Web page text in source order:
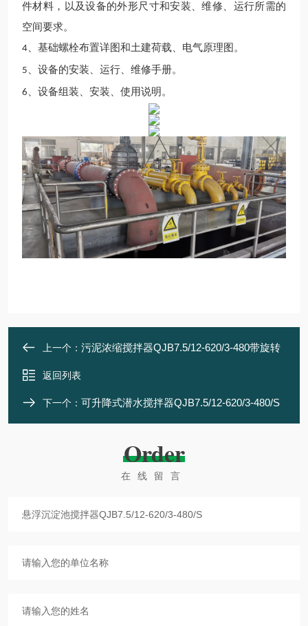
件材料，以及设备的外形尺寸和安装、维修、运行所需的
空间要求。
4 、基础螺栓布置详图和土建荷载、电气原理图。
5 、设备的安装、运行、维修手册。
6 、设备组装、安装、使用说明。
上一个： 污泥浓缩搅拌器QJB7.5/12-620/3-480带旋转
返回列表
下一个： 可升降式潜水搅拌器QJB7.5/12-620/3-480/S
Order
在线留言